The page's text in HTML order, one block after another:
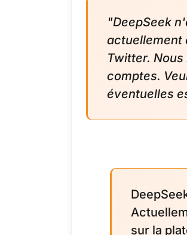
"DeepSeek
actuellement
Twitter.
comptes.
éventuelles
sur la